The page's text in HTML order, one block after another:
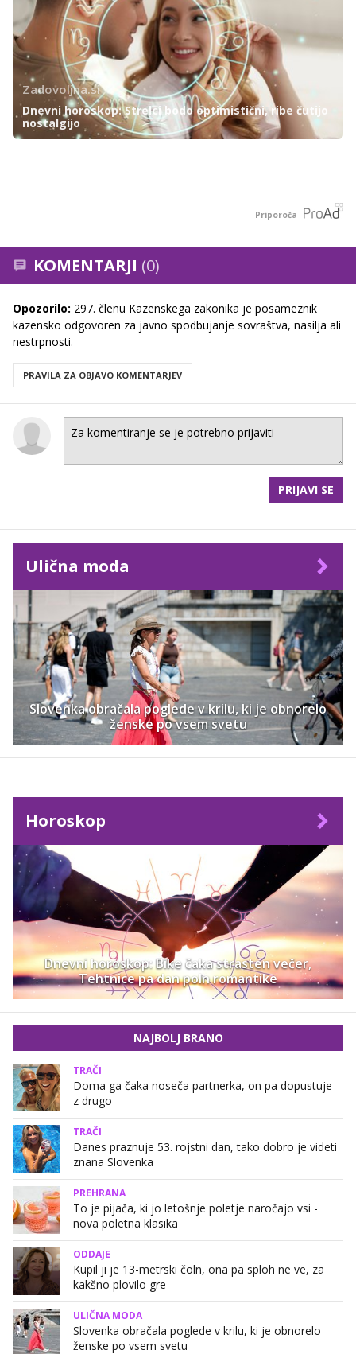
Zadovoljna.si
Dnevni horoskop: Strelci bodo optimistični, ribe čutijo
nostalgijo
Priporoča
KOMENTARJI (0)
Opozorilo: 297. členu Kazenskega zakonika je posameznik
kazensko odgovoren za javno spodbujanje sovraštva, nasilja ali
nestrpnosti.
PRAVILA ZA OBJAVO KOMENTARJEV
PRIJAVI SE
Ulična moda
Slovenka obračala poglede v krilu, ki je obnorelo
ženske po vsem svetu
Horoskop
Dnevni horoskop: Bike čaka strasten večer,
Tehtnice pa dan poln romantike
NAJBOLJ BRANO
TRAČI
Doma ga čaka noseča partnerka, on pa dopustuje
z drugo
TRAČI
Danes praznuje 53. rojstni dan, tako dobro je videti
znana Slovenka
PREHRANA
To je pijača, ki jo letošnje poletje naročajo vsi -
nova poletna klasika
ODDAJE
Kupil ji je 13-metrski čoln, ona pa sploh ne ve, za
kakšno plovilo gre
ULIČNA MODA
Slovenka obračala poglede v krilu, ki je obnorelo
ženske po vsem svetu